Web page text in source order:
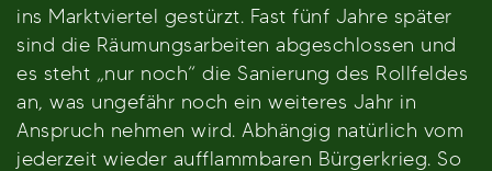
ins Marktviertel gestürzt. Fast fünf Jahre später
sind die Räumungsarbeiten abgeschlossen und
es steht „nur noch“ die Sanierung des Rollfeldes
an, was ungefähr noch ein weiteres Jahr in
Anspruch nehmen wird. Abhängig natürlich vom
jederzeit wieder aufflammbaren Bürgerkrieg. So